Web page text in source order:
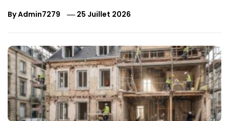
ByAdmin7279 25 Juillet 2026